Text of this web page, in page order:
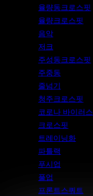
율량동크로스핏
율량크로스핏
음악
저크
주성동크로스핏
주중동
줄넘기
청주크로스핏
코로나 바이러스
크로스핏
트레이닝화
파틀랙
푸시업
풀업
프론트스쿼트